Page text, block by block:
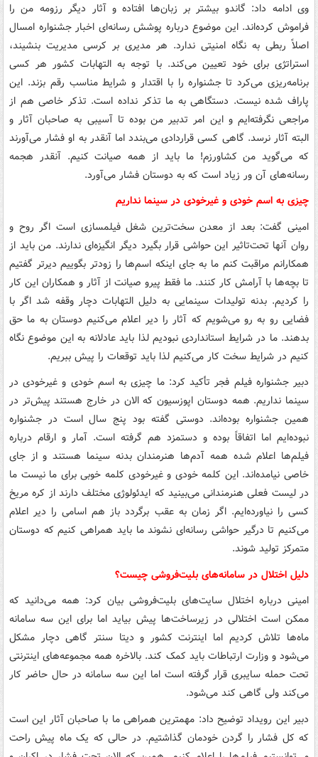
وی ادامه داد: گاندو بیشتر بر زبان‌ها افتاده و آثار دیگر رزومه من را
فراموش کرده‌اند. این موضوع درباره پوشش رسانه‌ای اخبار جشنواره امسال
اصلاً ربطی به نگاه امنیتی ندارد. هر مدیری بر کرسی مدیریت بنشیند،
استراتژی برای خود تعیین می‌کند. با توجه به التهابات کشور هر کسی
برنامه‌ریزی می‌کرد تا جشنواره را با اقتدار و شرایط مناسب رقم بزند. این
پاراف شده نیست. دستگاهی به ما تذکر نداده است. تذکر خاصی هم از
مراجعی نگرفته‌ایم و این امر تدبیر من بوده تا آسیبی به صاحبان آثار و
البته آثار نرسد. گاهی کسی قراردادی می‌بندد اما آنقدر به او فشار می‌آورند
که می‌گوید من کشاورزم! ما باید از همه صیانت کنیم. آنقدر هجمه
رسانه‌های آن ور زیاد است که به دوستان فشار می‌آورد.
چیزی به اسم خودی و غیرخودی در سینما نداریم
امینی گفت: بعد از معدن سخت‌ترین شغل فیلمسازی است اگر روح و
روان آنها تحت‌تاثیر این حواشی قرار بگیرد دیگر انگیزه‌ای ندارند. من باید از
همکارانم مراقبت کنم ما به جای اینکه اسم‌ها را زودتر بگوییم دیرتر گفتیم
تا بچه‌ها با آرامش کار کنند. ما فقط پیرو صیانت از آثار و همکاران این کار
را کردیم. بدنه تولیدات سینمایی به دلیل التهابات دچار وقفه شد اگر با
فضایی رو به رو می‌شویم که آثار را دیر اعلام می‌کنیم دوستان به ما حق
بدهند. ما در شرایط استانداردی نبودیم لذا باید عادلانه به این موضوع نگاه
کنیم در شرایط سخت کار می‌کنیم لذا باید توقعات را پیش ببریم.
دبیر جشنواره فیلم فجر تأکید کرد: ما چیزی به اسم خودی و غیرخودی در
سینما نداریم. همه دوستان اپوزسیون که الان در خارج هستند پیش‌تر در
همین جشنواره بوده‌اند. دوستی گفته بود پنج سال است در جشنواره
نبوده‌ایم اما اتفاقاً بوده و دستمزد هم گرفته است. آمار و ارقام درباره
فیلم‌ها اعلام شده همه آدم‌ها هنرمندان بدنه سینما هستند و از جای
خاصی نیامده‌اند. این کلمه خودی و غیرخودی کلمه خوبی برای ما نیست ما
در لیست فعلی هنرمندانی می‌بینید که ایدئولوژی مختلف دارند از کره مریخ
کسی را نیاورده‌ایم. اگر زمان به عقب برگردد باز هم اسامی را دیر اعلام
می‌کنیم تا درگیر حواشی رسانه‌ای نشوند ما باید همراهی کنیم که دوستان
متمرکز تولید شوند.
دلیل اختلال در سامانه‌های بلیت‌فروشی چیست؟
امینی درباره اختلال سایت‌های بلیت‌فروشی بیان کرد: همه می‌دانید که
ممکن است اختلالی در زیرساخت‌ها پیش بیاید اما برای این سه سامانه
ماه‌ها تلاش کردیم اما اینترنت کشور و دیتا سنتر گاهی دچار مشکل
می‌شود و وزارت ارتباطات باید کمک کند. بالاخره همه مجموعه‌های اینترنتی
تحت حمله سایبری قرار گرفته است اما این سه سامانه در حال حاضر کار
می‌کند ولی گاهی کند می‌شود.
دبیر این رویداد توضیح داد: مهمترین همراهی ما با صاحبان آثار این است
که کل فشار را گردن خودمان گذاشتیم. در حالی که یک ماه پیش راحت